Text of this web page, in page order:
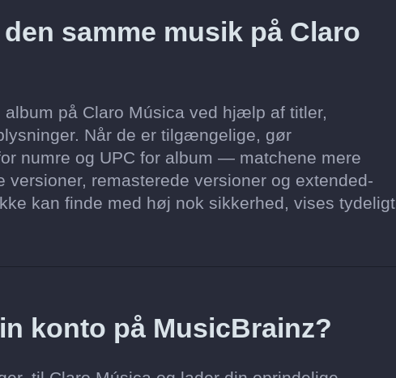
samme musik på Claro
på Claro Música ved hjælp af titler,
Når de er tilgængelige, gør
numre og UPC for album — matchene mere
remasterede versioner og extended-
kan finde med høj nok sikkerhed, vises tydeligt
konto på MusicBrainz?